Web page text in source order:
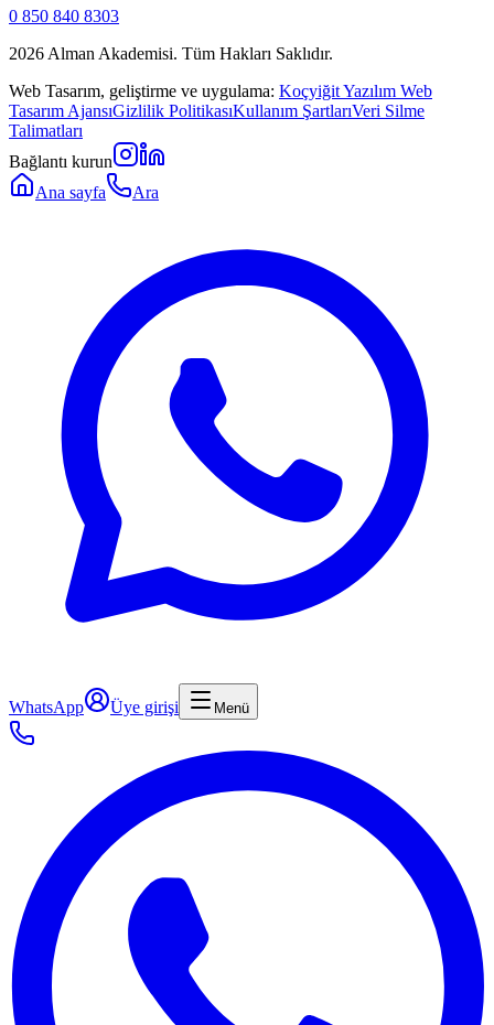
0 850 840 8303
2026 Alman Akademisi. Tüm Hakları Saklıdır.
Web Tasarım, geliştirme ve uygulama: Koçyiğit Yazılım Web
Tasarım AjansıGizlilik PolitikasıKullanım ŞartlarıVeri Silme
Talimatları
Bağlantı kurun
Ana sayfa
Ara
WhatsApp Üye girişi Menü